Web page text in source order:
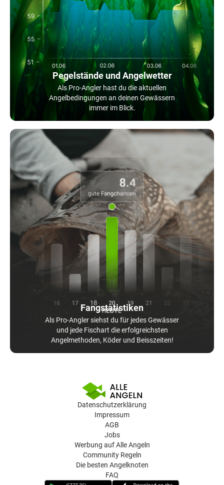
Pegelstände und Angelwetter
Als Pro-Angler hast du die aktuellen
Angelbedingungen an deinen Gewässern
immer im Blick.
Fangstatistiken
Als Pro-Angler siehst du für jedes Gewässer
und jede Fischart die erfolgreichsten
Angelmethoden, Köder und Beisszeiten!
Datenschutzerklärung
Impressum
AGB
Jobs
Werbung auf Alle Angeln
Community Regeln
Die besten Angelknoten
FAQ